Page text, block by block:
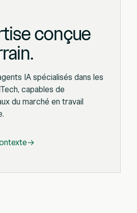
conçue
IA spécialisés dans les
capables de
du marché en travail
→